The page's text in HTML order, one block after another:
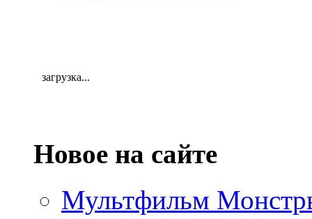
загрузка...
Новое на сайте
Мультфильм